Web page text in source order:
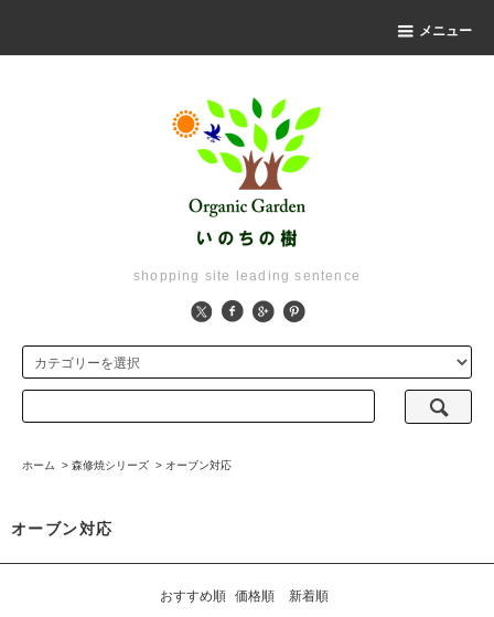
メニュー
shopping site leading sentence
ホーム > 森修焼シリーズ > オーブン対応
オーブン対応
おすすめ順 価格順 新着順